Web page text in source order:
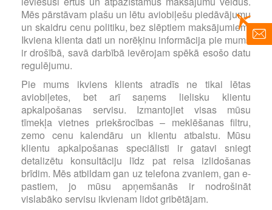
Mēs pārstāvam plašu un lētu aviobiļešu piedāvājumu
un skaidru cenu politiku, bez slēptiem maksājumiem.
Ikviena klienta dati un norēķinu informācija pie mums
ir drošībā, savā darbībā ievērojam spēkā esošo datu
regulējumu.
Pie mums ikviens klients atradīs ne tikai lētas
aviobiļetes, bet arī saņems lielisku klientu
apkalpošanas servisu. Izmantojiet visas mūsu
tīmekļa vietnes priekšrocības – meklēšanas filtru,
zemo cenu kalendāru un klientu atbalstu. Mūsu
klientu apkalpošanas speciālisti ir gatavi sniegt
detalizētu konsultāciju līdz pat reisa izlidošanas
brīdim. Mēs atbildam gan uz telefona zvaniem, gan e-
pastiem, jo mūsu apņemšanās ir nodrošināt
vislabāko servisu ikvienam lidot gribētājam.